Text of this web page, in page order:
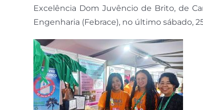
Excelência Dom Juvêncio de Brito, de
Engenharia (Febrace), no último sábado,